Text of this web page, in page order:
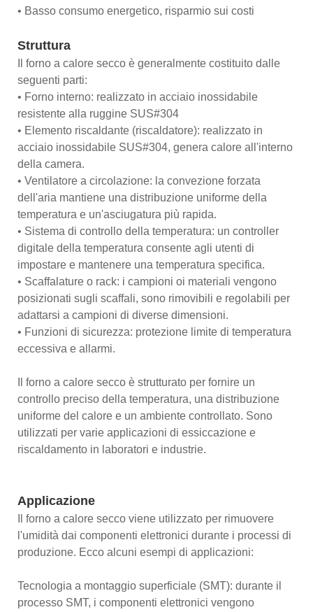
• Basso consumo energetico, risparmio sui costi
Struttura
Il forno a calore secco è generalmente costituito dalle
seguenti parti:
• Forno interno: realizzato in acciaio inossidabile
resistente alla ruggine SUS#304
• Elemento riscaldante (riscaldatore): realizzato in
acciaio inossidabile SUS#304, genera calore all'interno
della camera.
• Ventilatore a circolazione: la convezione forzata
dell'aria mantiene una distribuzione uniforme della
temperatura e un'asciugatura più rapida.
• Sistema di controllo della temperatura: un controller
digitale della temperatura consente agli utenti di
impostare e mantenere una temperatura specifica.
• Scaffalature o rack: i campioni oi materiali vengono
posizionati sugli scaffali, sono rimovibili e regolabili per
adattarsi a campioni di diverse dimensioni.
• Funzioni di sicurezza: protezione limite di temperatura
eccessiva e allarmi.
Il forno a calore secco è strutturato per fornire un
controllo preciso della temperatura, una distribuzione
uniforme del calore e un ambiente controllato. Sono
utilizzati per varie applicazioni di essiccazione e
riscaldamento in laboratori e industrie.
Applicazione
Il forno a calore secco viene utilizzato per rimuovere
l'umidità dai componenti elettronici durante i processi di
produzione. Ecco alcuni esempi di applicazioni:
Tecnologia a montaggio superficiale (SMT): durante il
processo SMT, i componenti elettronici vengono